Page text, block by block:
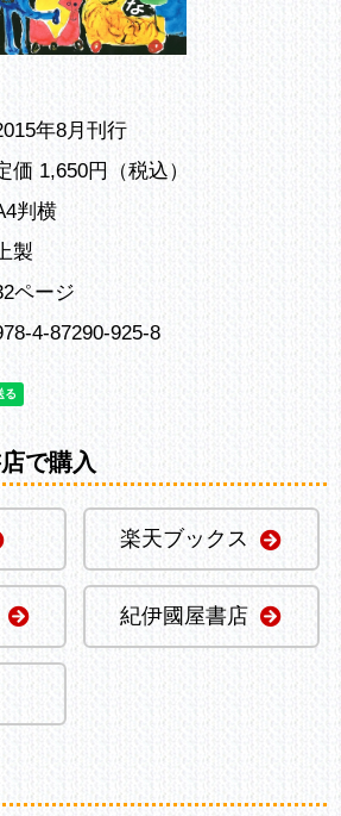
年8月刊行
価 1,650円（税込）
判横
製
ページ
4-87290-925-8
で購入
楽天ブックス
紀伊國屋書店